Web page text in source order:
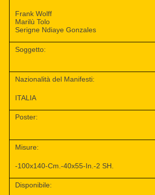
Frank Wolff
Marilù Tolo
Serigne Ndiaye Gonzales
Soggetto:
Nazionalità del Manifesti:
ITALIA
Poster:
Misure:
-100x140-Cm.-40x55-In.-2 SH.
Disponibile: